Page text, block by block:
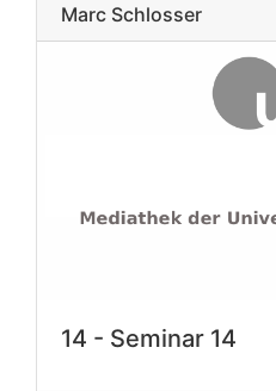
Marc Schlosser
14 - Seminar 14